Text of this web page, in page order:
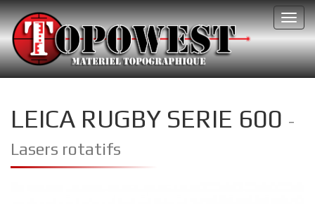
LEICA RUGBY SERIE 600 -
Lasers rotatifs